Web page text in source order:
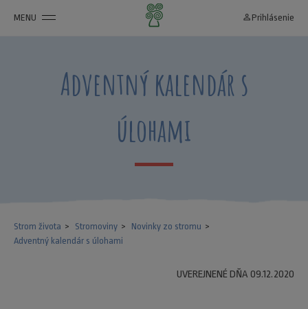
MENU person_outline Prihlásenie
Adventný kalendár s
úlohami
Strom života Stromoviny
Novinky zo stromu
Adventný kalendár s úlohami
UVEREJNENÉ DŇA 09.12.2020